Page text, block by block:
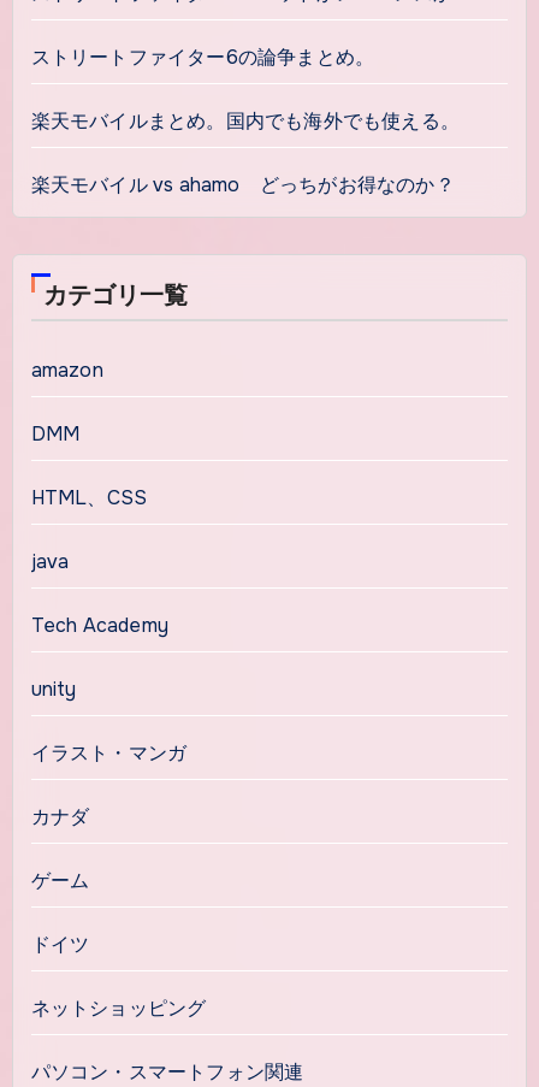
ストリートファイター6の論争まとめ。
楽天モバイルまとめ。国内でも海外でも使える。
楽天モバイル vs ahamo どっちがお得なのか？
カテゴリ一覧
amazon
DMM
HTML、CSS
java
Tech Academy
unity
イラスト・マンガ
カナダ
ゲーム
ドイツ
ネットショッピング
パソコン・スマートフォン関連